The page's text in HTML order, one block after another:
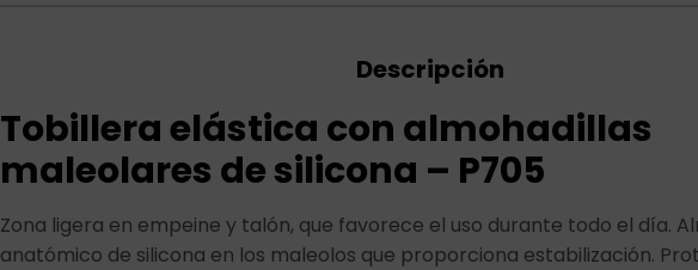
Descripción
Tobillera elástica con almohadillas
maleolares de silicona – P705
Zona ligera en empeine y talón, que favorece el uso durante todo el día.
anatómico de silicona en los maleolos que proporciona estabilización.